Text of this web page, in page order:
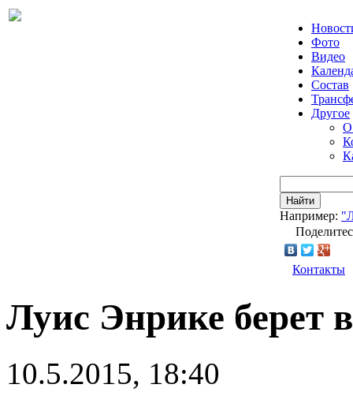
Фото
Видео
Состав
Другое
О
Найти
Например:
Контакты
Луис Энрике берет
10.5.2015, 18:40